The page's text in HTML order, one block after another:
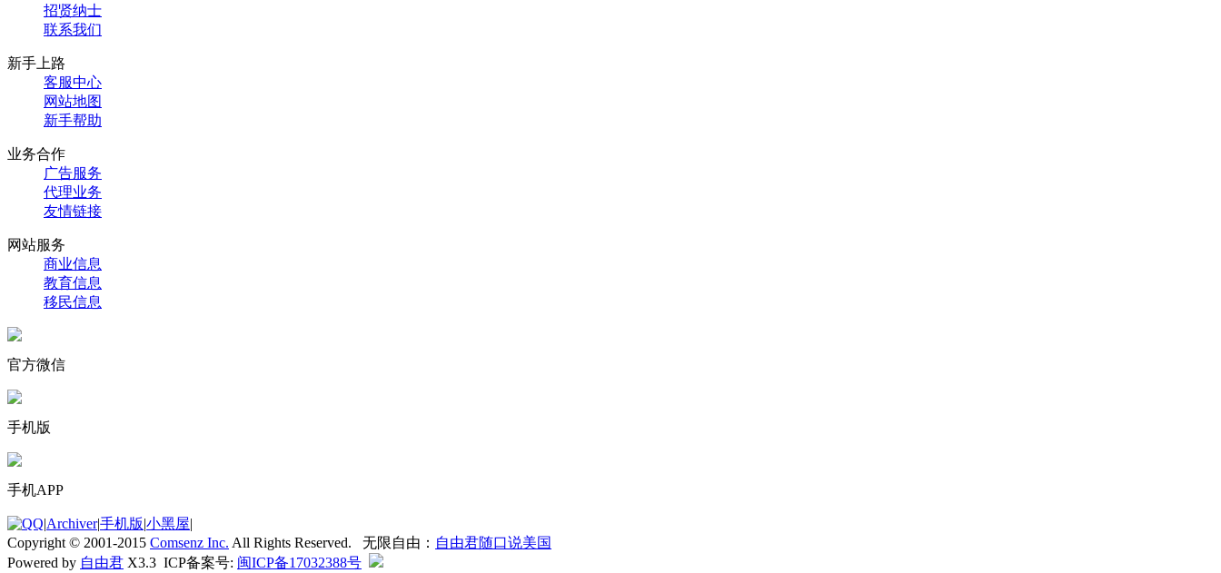
招贤纳士
联系我们
新手上路
客服中心
网站地图
新手帮助
业务合作
广告服务
代理业务
友情链接
网站服务
商业信息
教育信息
移民信息
官方微信
手机版
手机APP
|Archiver|手机版|小黑屋|
Copyright © 2001-2015 Comsenz Inc. All Rights Reserved. 无限自由： 自由君随口说美国
Powered by 自由君 X3.3 ICP备案号: 闽ICP备17032388号